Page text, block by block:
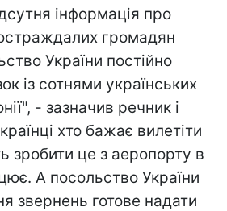
інформація про
громадян
України постійно
із сотнями українських
- зазначив речник і
хто бажає вилетіти
зробити це з аеропорту в
А посольство України
звернень готове надати